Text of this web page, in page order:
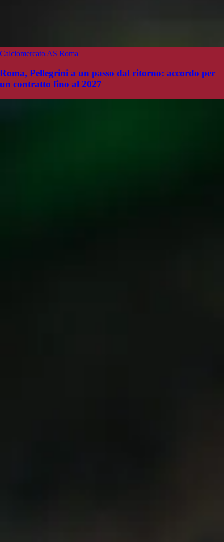
Calciomercato AS Roma
Roma, Pellegrini a un passo dal ritorno: accordo per
un contratto fino al 2027